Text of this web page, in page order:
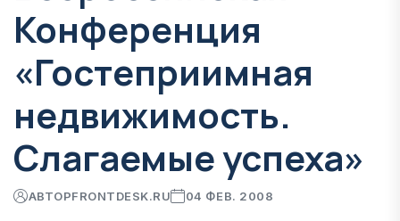
Конференция
«Гостеприимная
недвижимость.
Слагаемые успеха»
АВТОРFRONTDESK.RU 04 ФЕВ. 2008